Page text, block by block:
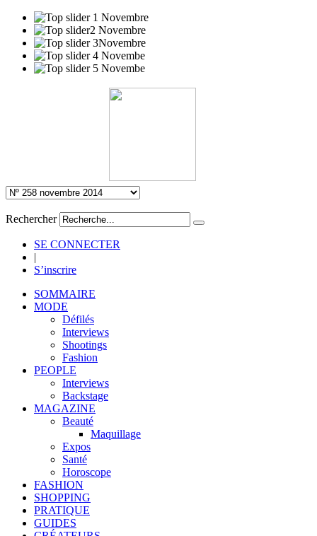
Rechercher
SE CONNECTER
|
S’inscrire
SOMMAIRE
MODE
Défilés
Interviews
Shootings
Fashion
PEOPLE
Interviews
Backstage
MAGAZINE
Beauté
Maquillage
Expos
Santé
Horoscope
FASHION
SHOPPING
PRATIQUE
GUIDES